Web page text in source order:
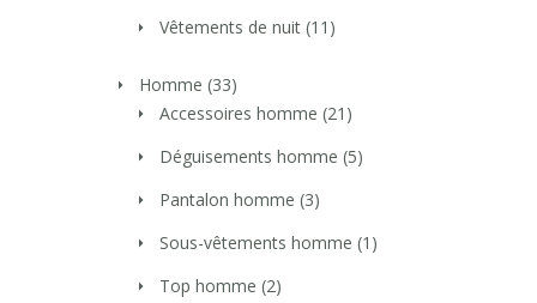
Vêtements de nuit (11)
Homme (33)
Accessoires homme (21)
Déguisements homme (5)
Pantalon homme (3)
Sous-vêtements homme (1)
Top homme (2)